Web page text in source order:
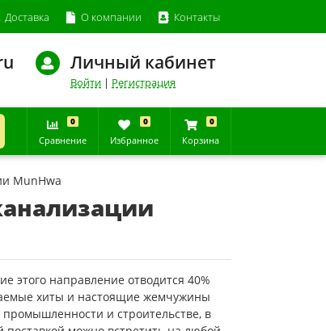
Доставка О компании Контакты
Личный кабинет
Войти | Регистрация
0
Сравнение
0
Избранное
0
Корзина
MunHwa
этого направление отводится 40%
хиты и настоящие жемчужины
и строительстве, в